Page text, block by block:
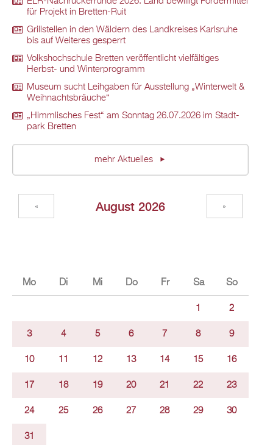
für Pro­jekt in Brett­en-Ruit
Grill­stel­len in den Wäl­dern des Land­krei­ses Karls­ru­he
bis auf Wei­te­res ge­sperrt
Volks­hoch­schu­le Brett­en ver­öf­fent­licht viel­fäl­ti­ges
Herbst- und Win­ter­pro­gramm
Mu­se­um sucht Leih­ga­ben für Aus­stel­lung „Win­ter­welt &
Weih­nachts­bräu­che“
„Himm­li­sches Fest“ am Sonn­tag 26.07.2026 im Stadt­
park Brett­en
mehr Ak­tu­el­les
Au­gust 2026
« »
Mo Di Mi Do Fr Sa So
1 2
3 4 5 6 7 8 9
10 11 12 13 14 15 16
17 18 19 20 21 22 23
24 25 26 27 28 29 30
31